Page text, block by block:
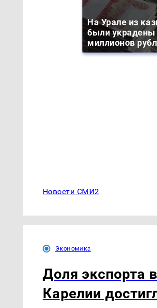
На Урале из
были украдены
миллионов
Новости СМИ2
Экономика
Доля экспорта
Карелии